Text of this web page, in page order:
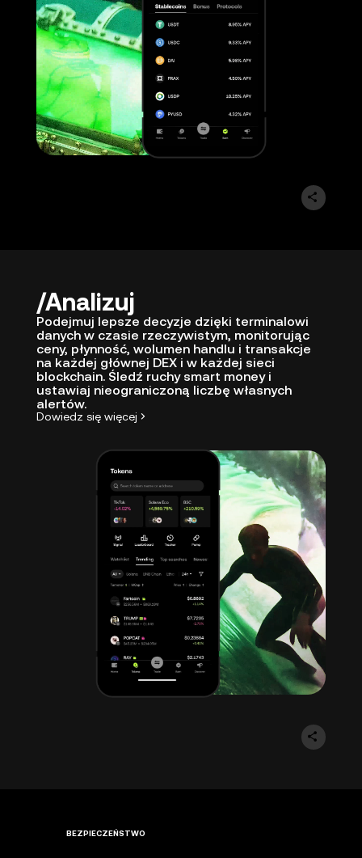
Analizuj
Podejmuj lepsze decyzje dzięki terminalowi
danych w czasie rzeczywistym, monitorując
ceny, płynność, wolumen handlu i transakcje
na każdej głównej DEX i w każdej sieci
blockchain. Śledź ruchy smart money i
ustawiaj nieograniczoną liczbę własnych
alertów.
Dowiedz się więcej
BEZPIECZEŃSTWO